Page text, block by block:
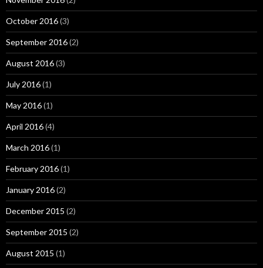
October 2016(3)
September 2016(2)
August 2016(3)
July 2016(1)
May 2016(1)
April 2016(4)
March 2016(1)
February 2016(1)
January 2016(2)
December 2015 (2)
September 2015 (2)
August 2015 (1)